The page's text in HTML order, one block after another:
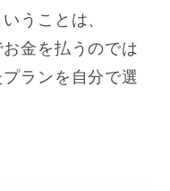
うことは、
お金を払うのでは
ランを自分で選